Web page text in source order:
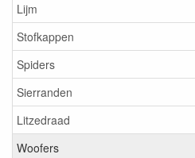
Lijm
Stofkappen
Spiders
Sierranden
Litzedraad
Woofers